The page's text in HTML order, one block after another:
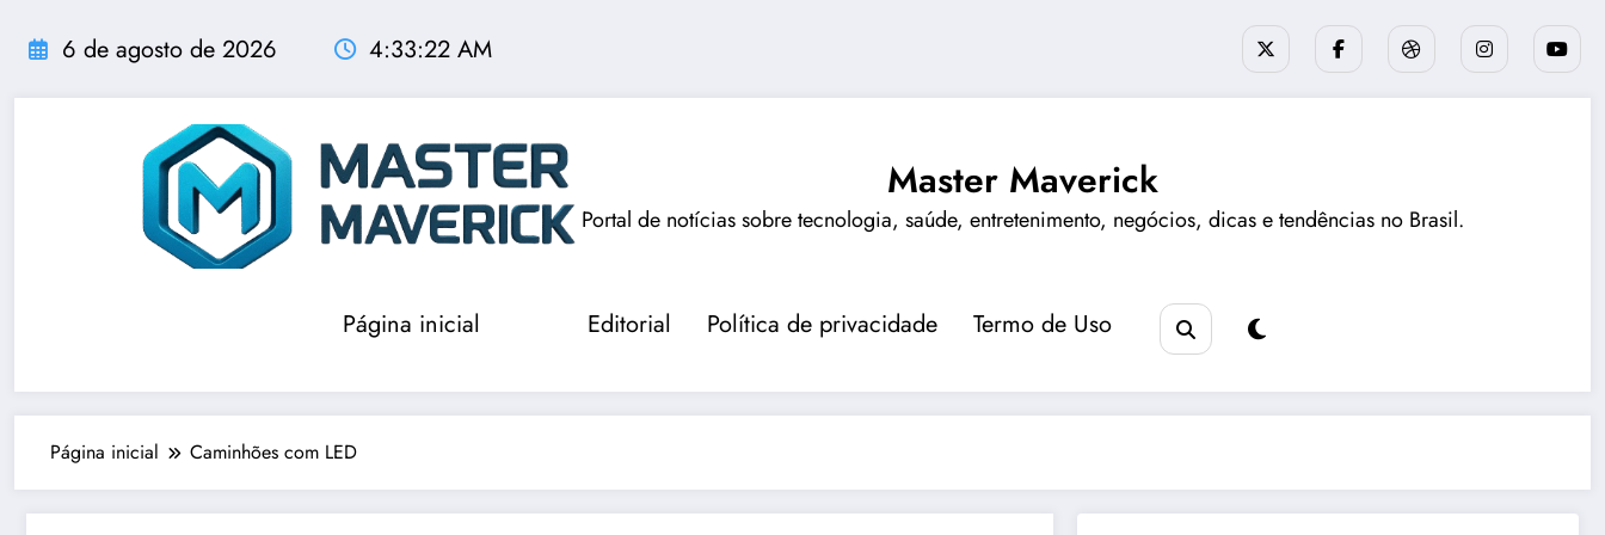
para
conteúdo
6 de agosto de 2026 4:33:23 AM
Master Maverick
Portal de notícias sobre tecnologia, saúde, entretenimento, negócios, dicas e tendências no Brasil.
Página inicial Editorial Política de privacidade Termo de Uso
Página inicial Caminhões com LED